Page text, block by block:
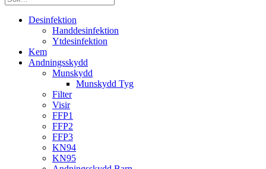
Desinfektion
Handdesinfektion
Ytdesinfektion
Kem
Andningsskydd
Munskydd
Munskydd Tyg
Filter
Visir
FFP1
FFP2
FFP3
KN94
KN95